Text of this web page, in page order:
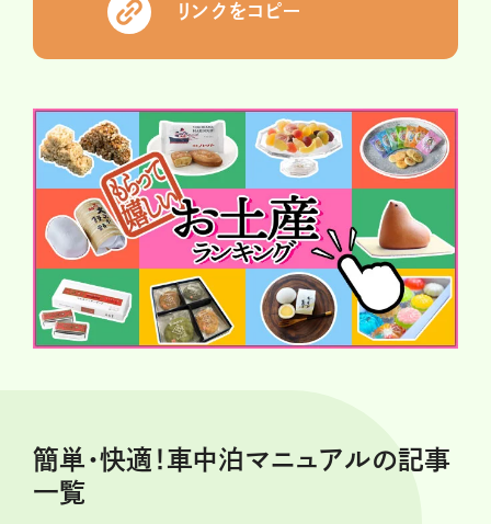
リンクをコピー
簡単・快適！車中泊マニュアルの記事
一覧